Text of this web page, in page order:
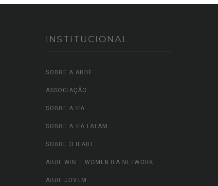
INSTITUCIONAL
SOBRE A ABDF
ASSOCIAÇÃO
SOBRE A IFA
SOBRE A IFA LATAM
SOBRE O ILADT
ABDF WIN – WOMEN IFA NETWORK
ABDF JOVEM